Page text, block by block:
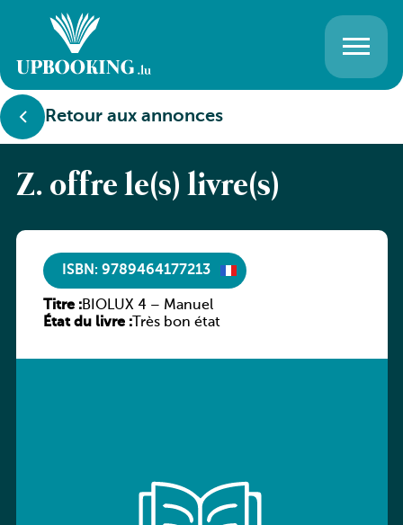
Retour aux annonces
Z. offre le(s) livre(s)
ISBN: 9789464177213
Titre :BIOLUX 4 – Manuel
État du livre :Très bon état